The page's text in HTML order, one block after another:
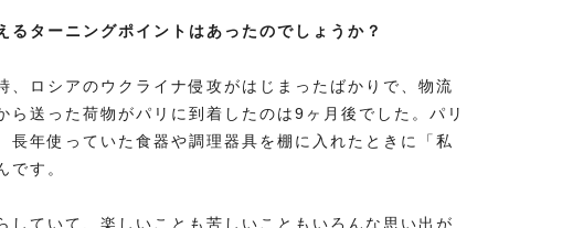
ターニングポイントはあったのでしょうか？
、ロシアのウクライナ侵攻がはじまったばかりで、物流
ら送った荷物がパリに到着したのは9ヶ月後でした。パリ
長年使っていた食器や調理器具を棚に入れたときに「私
です。
していて、楽しいことも苦しいこともいろんな思い出が